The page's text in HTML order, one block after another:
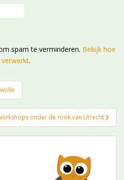
spam te verminderen. Bekijk hoe
.
onder de rook van Utrecht